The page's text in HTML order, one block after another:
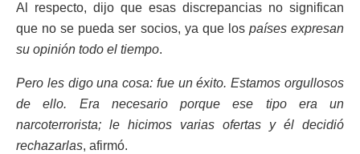
Al respecto, dijo que esas discrepancias no significan
que no se pueda ser socios, ya que los países expresan
su opinión todo el tiempo.
Pero les digo una cosa: fue un éxito. Estamos orgullosos
de ello. Era necesario porque ese tipo era un
narcoterrorista; le hicimos varias ofertas y él decidió
rechazarlas, afirmó.